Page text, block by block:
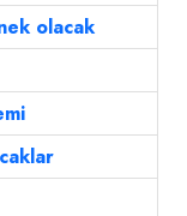
olacak